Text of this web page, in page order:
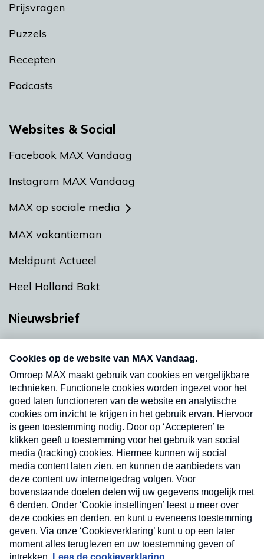
Prijsvragen
Puzzels
Recepten
Podcasts
Websites & Social
Facebook MAX Vandaag
Instagram MAX Vandaag
MAX op sociale media
MAX vakantieman
Meldpunt Actueel
Heel Holland Bakt
Nieuwsbrief
nieuwsbrief. Elke vrijdag- en dinsdagochtend in
uw mailbox.
Verzend
Nieuwsbrief
Neem hier een gratis abonnement op onze
nieuwsbrief. Elke vrijdag- en dinsdagochtend in uw